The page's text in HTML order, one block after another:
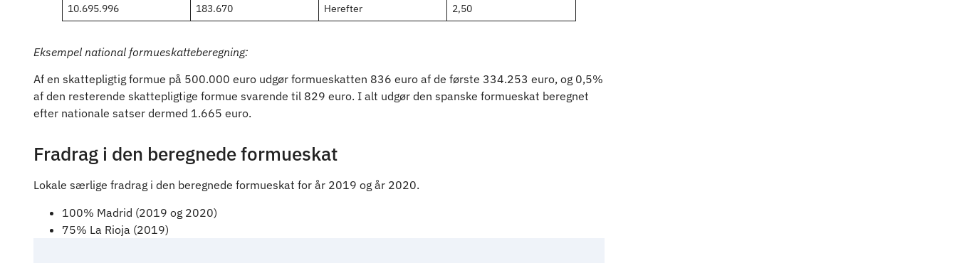
10.695.996
183.670 Herefter 2,50
Eksempel national formueskatteberegning:
Af en skattepligtig formue på 500.000 euro udgør formueskatten 836 euro af de første 334.253 euro, og 0,5%
af den resterende skattepligtige formue svarende til 829 euro. I alt udgør den spanske formueskat beregnet
efter nationale satser dermed 1.665 euro.
Fradrag i den beregnede formueskat
Lokale særlige fradrag i den beregnede formueskat for år 2019 og år 2020.
100% Madrid (2019 og 2020)
75% La Rioja (2019)